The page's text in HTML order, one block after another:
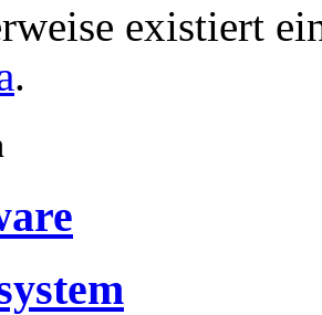
existiert
.